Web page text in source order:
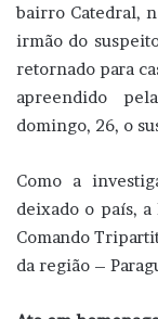
bairro Catedral,
irmão do
retornado para
apreendido
domingo, 26, o
Como a
deixado o país,
Comando
da região –